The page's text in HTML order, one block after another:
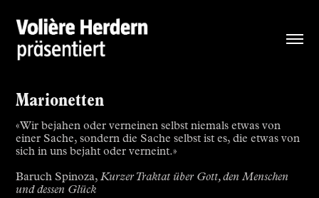
Marionetten
«Wir bejahen oder verneinen selbst niemals etwas von
einer Sache, sondern die Sache selbst ist es, die etwas von
sich in uns bejaht oder verneint.»
Baruch Spinoza,Kurzer Traktat über Gott, den Menschen
und dessen Glück